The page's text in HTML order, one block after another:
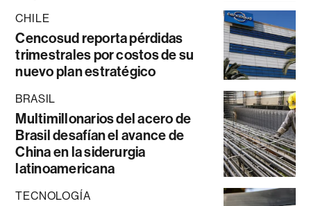
CHILE
Cencosud reporta pérdidas
trimestrales por costos de su
nuevo plan estratégico
BRASIL
Multimillonarios del acero de
Brasil desafían el avance de
China en la siderurgia
latinoamericana
TECNOLOGÍA